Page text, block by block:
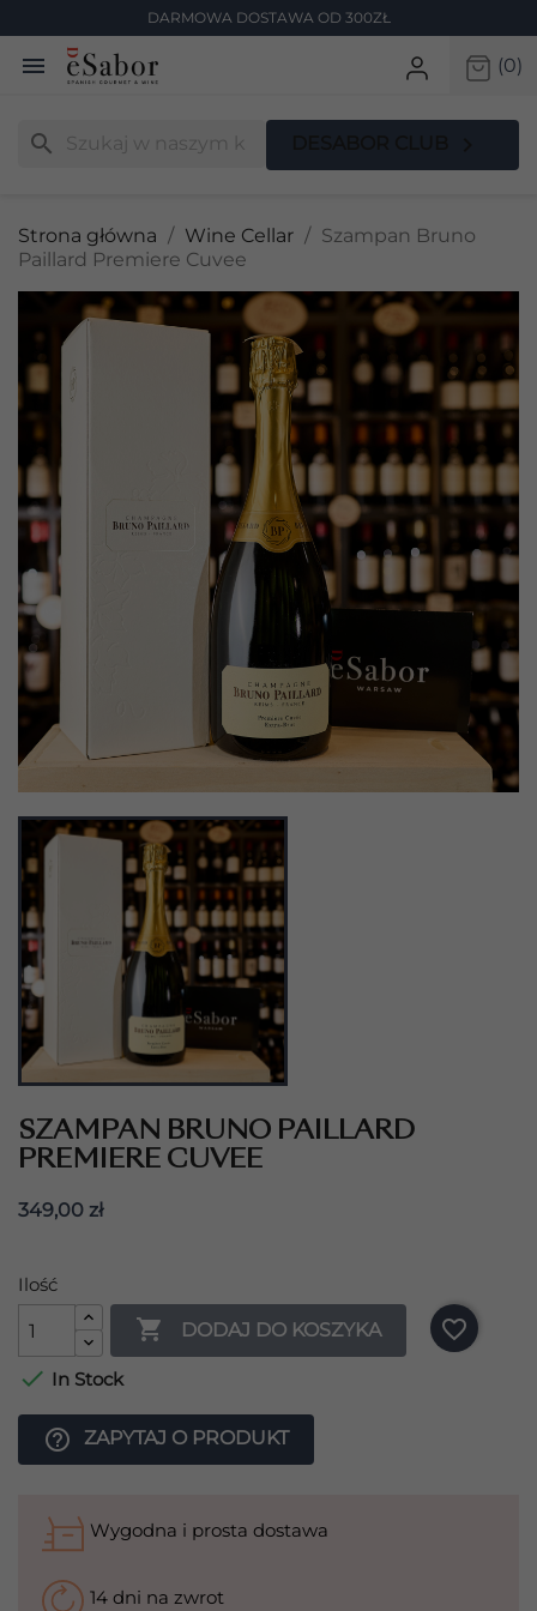
DARMOWA DOSTAWA OD 300ZŁ
 (0)
search
Strona główna Wine Cellar
Szampan Bruno
Paillard Premiere Cuvee
SZAMPAN BRUNO PAILLARD
PREMIERE CUVEE
349,00 zł
Ilość
 DODAJ DO KOSZYKA
favorite_border
 In Stock
help_outline ZAPYTAJ O PRODUKT
Wygodna i prosta dostawa
14 dni na zwrot